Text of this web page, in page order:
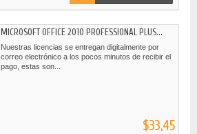
MICROSOFT OFFICE 2010 PROFESSIONAL PLUS...
Nuestras licencias se entregan digitalmente por
correo electrónico a los pocos minutos de recibir el
pago, estas son...
$33,45